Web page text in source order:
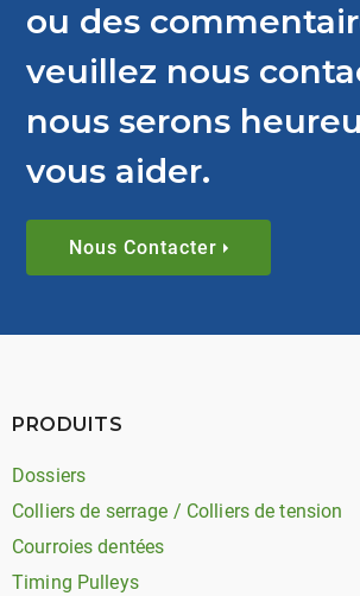
ou des
veuillez nous
nous serons
vous aider.
Nous Contacter
PRODUITS
Dossiers
Colliers de serrage / Colliers de tension
Courroies dentées
Timing Pulleys